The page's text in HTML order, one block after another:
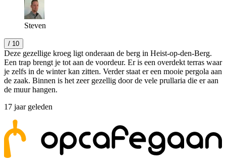
Steven
/ 10
Deze gezellige kroeg ligt onderaan de berg in Heist-op-den-Berg.
Een trap brengt je tot aan de voordeur. Er is een overdekt terras waar
je zelfs in de winter kan zitten. Verder staat er een mooie pergola aan
de zaak. Binnen is het zeer gezellig door de vele prullaria die er aan
de muur hangen.
17 jaar geleden